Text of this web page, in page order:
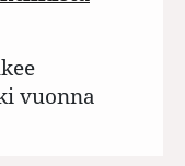
vuonna